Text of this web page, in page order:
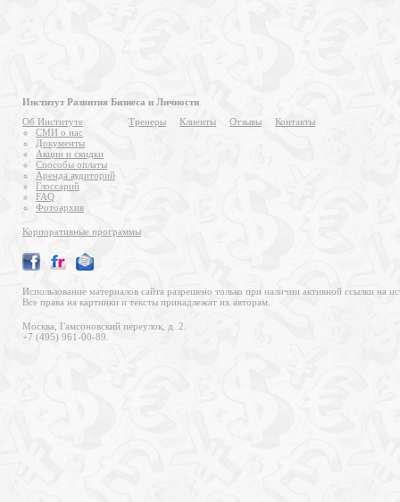
Институт Развития Бизнеса и Личности
Об Институте
СМИ о нас
Документы
Акции и скидки
Способы оплаты
Аренда аудиторий
Глоссарий
FAQ
Фотоархив
Тренеры Клиенты Отзывы Контакты
Корпоративные программы
Использование материалов сайта разрешено только при наличии активной ссылки на
Все права на картинки и тексты принадлежат их авторам.
Москва, Гамсоновский переулок, д. 2.
+7 (495) 961-00-89.